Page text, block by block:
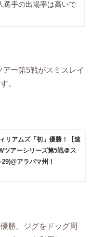
選手の出場率は高いで
ー第5戦がスミスレイ
。
リアムズ「初」優勝！【速
ツアーシリーズ第5戦＠ス
アラバマ州！
勝。ジグをドッグ周